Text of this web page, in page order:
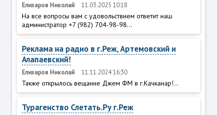
Елизаров Николай 11.03.2025 10:18
На все вопросы вам с удовольствием ответит наш
администратор +7 (982) 704-98-98...
Реклама на радио в г.Реж, Артемовский и
Алапаевский!
Елизаров Николай 11.11.2024 16:30
Также открылось вещание Джем ФМ в г.Качканар!...
Турагенство Слетать.Ру г.Реж